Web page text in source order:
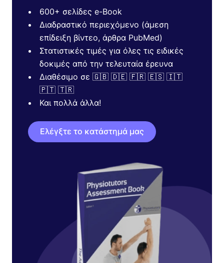
600+ σελίδες e-Book
Διαδραστικό περιεχόμενο (άμεση
επίδειξη βίντεο, άρθρα PubMed)
Στατιστικές τιμές για όλες τις ειδικές
δοκιμές από την τελευταία έρευνα
Διαθέσιμο σε 🇬🇧 🇩🇪 🇫🇷 🇪🇸 🇮🇹
🇵🇹 🇹🇷
Και πολλά άλλα!
Ελέγξτε το κατάστημά μας